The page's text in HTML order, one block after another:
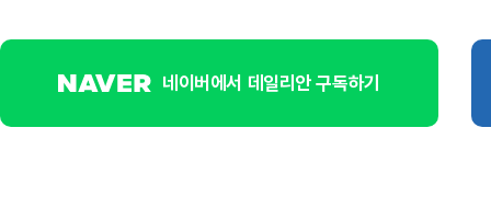
네이버에서 데일리안 구독하기